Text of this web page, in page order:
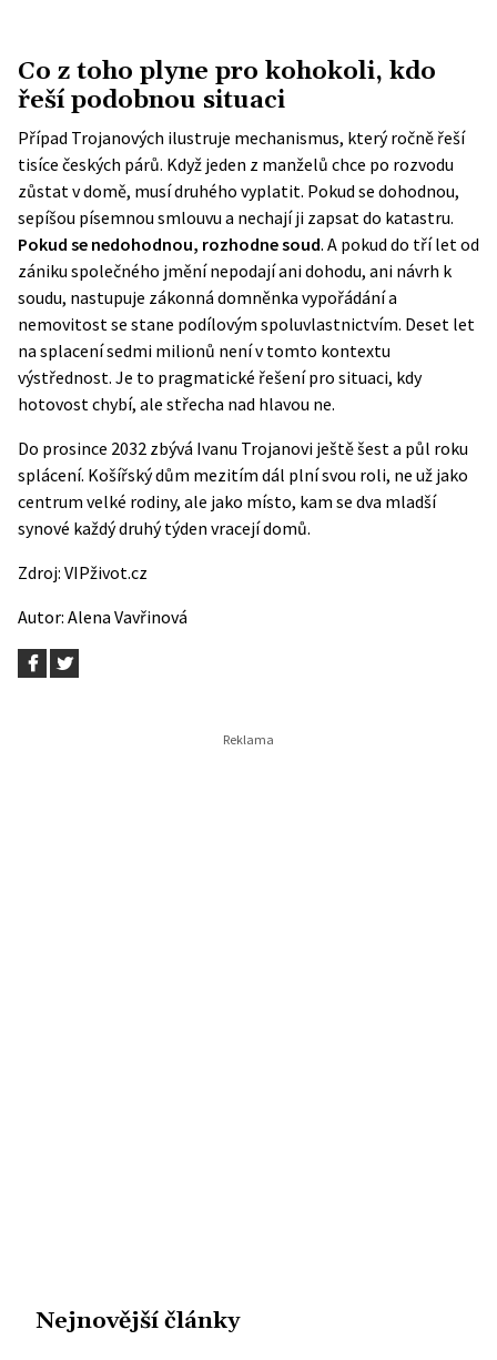
Co z toho plyne pro kohokoli, kdo
řeší podobnou situaci
Případ Trojanových ilustruje mechanismus, který ročně řeší
tisíce českých párů. Když jeden z manželů chce po rozvodu
zůstat v domě, musí druhého vyplatit. Pokud se dohodnou,
sepíšou písemnou smlouvu a nechají ji zapsat do katastru.
Pokud se nedohodnou, rozhodne soud. A pokud do tří let od
zániku společného jmění nepodají ani dohodu, ani návrh k
soudu, nastupuje zákonná domněnka vypořádání a
nemovitost se stane podílovým spoluvlastnictvím. Deset let
na splacení sedmi milionů není v tomto kontextu
výstřednost. Je to pragmatické řešení pro situaci, kdy
hotovost chybí, ale střecha nad hlavou ne.
Do prosince 2032 zbývá Ivanu Trojanovi ještě šest a půl roku
splácení. Košířský dům mezitím dál plní svou roli, ne už jako
centrum velké rodiny, ale jako místo, kam se dva mladší
synové každý druhý týden vracejí domů.
Zdroj: VIPživot.cz
Autor: Alena Vavřinová
Nejnovější články